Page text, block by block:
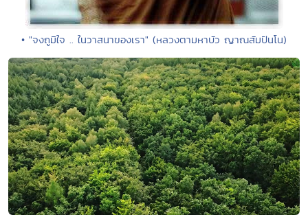
• "จงถูมิใจ .. ในวาสนาของเรา" (หลวงตามหาบัว ญาณสัมปันโน)